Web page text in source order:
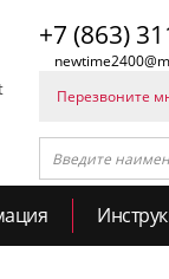
+7 (863)
Перезвоните